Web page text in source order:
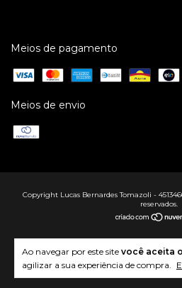
Ao navegar por este site você aceita
agilizar a sua experiência de compra.
Meios de pagamento
Meios de envio
Copyright Lucas Bernardes Tomazoli -
reservados.